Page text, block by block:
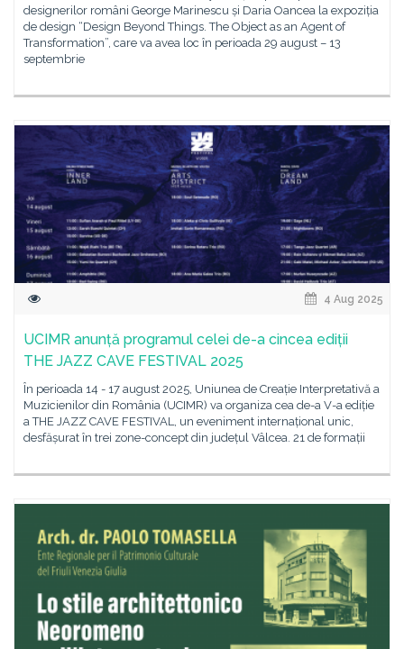
designerilor români George Marinescu și Daria Oancea la expoziția
de design “Design Beyond Things. The Object as an Agent of
Transformation”, care va avea loc în perioada 29 august – 13
septembrie
4 Aug 2025
UCIMR anunță programul celei de-a cincea ediții
THE JAZZ CAVE FESTIVAL 2025
În perioada 14 - 17 august 2025, Uniunea de Creație Interpretativă a
Muzicienilor din România (UCIMR) va organiza cea de-a V-a ediție
a THE JAZZ CAVE FESTIVAL, un eveniment internațional unic,
desfășurat în trei zone-concept din județul Vâlcea. 21 de formații